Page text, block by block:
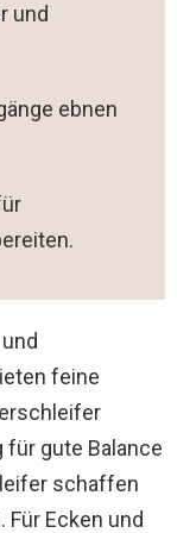
und
ebnen
feine
für gute Balance
schaffen
Ecken und